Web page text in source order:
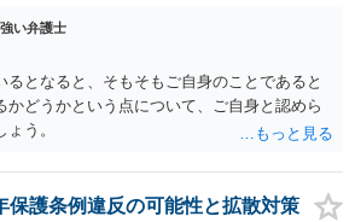
けるのがよいでしょう。
い弁護士
るとなると、そもそもご自身のことであると
かどうかという点について、ご自身と認めら
う。
護条例違反の可能性と拡散対策